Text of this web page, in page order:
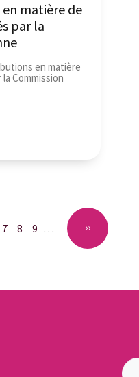
matière de
par la
en matière
Commission
Page
7 Page
8 Page
9 … Page
››